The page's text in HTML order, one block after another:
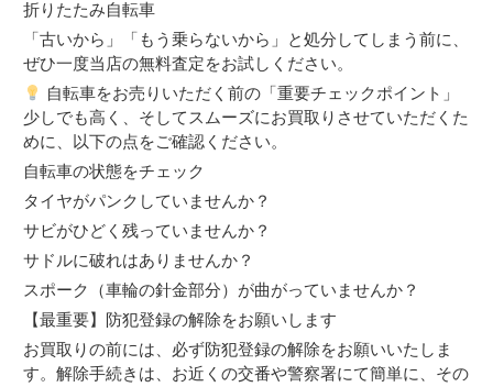
折りたたみ自転車
「古いから」「もう乗らないから」と処分してしまう前に、
ぜひ一度当店の無料査定をお試しください。
自転車をお売りいただく前の「重要チェックポイント」
少しでも高く、そしてスムーズにお買取りさせていただくた
めに、以下の点をご確認ください。
自転車の状態をチェック
タイヤがパンクしていませんか？
サビがひどく残っていませんか？
サドルに破れはありませんか？
スポーク（車輪の針金部分）が曲がっていませんか？
【最重要】防犯登録の解除をお願いします
お買取りの前には、必ず防犯登録の解除をお願いいたしま
す。解除手続きは、お近くの交番や警察署にて簡単に、その